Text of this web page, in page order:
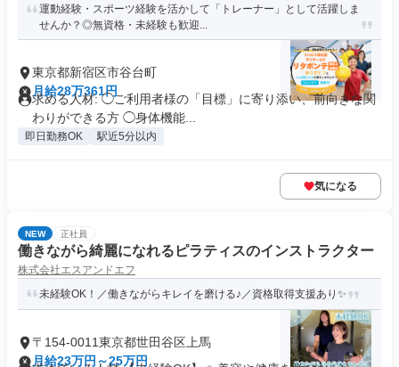
運動経験・スポーツ経験を活かして「トレーナー」として活躍しま
せんか？◎無資格・未経験も歓迎...
東京都新宿区市谷台町
月給28万361円
求める人材: ◯ご利用者様の「目標」に寄り添い、前向きな関
わりができる方 ◯身体機能...
即日勤務OK 駅近5分以内
気になる
NEW 正社員
働きながら綺麗になれるピラティスのインストラクター
株式会社エスアンドエフ
未経験OK！／働きながらキレイを磨ける♪／資格取得支援あり✨
〒154-0011東京都世田谷区上馬
月給23万円～25万円